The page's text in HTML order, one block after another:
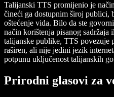
Talijanski TTS promijenio je
čineći ga dostupnim široj publici,
oštećenje vida. Bilo da ste
način korištenja pisanog
talijanske publike, TTS povezuje
raširen, ali nije jedini jezik
potpunu uključenost talijanskih
Prirodni glasovi za